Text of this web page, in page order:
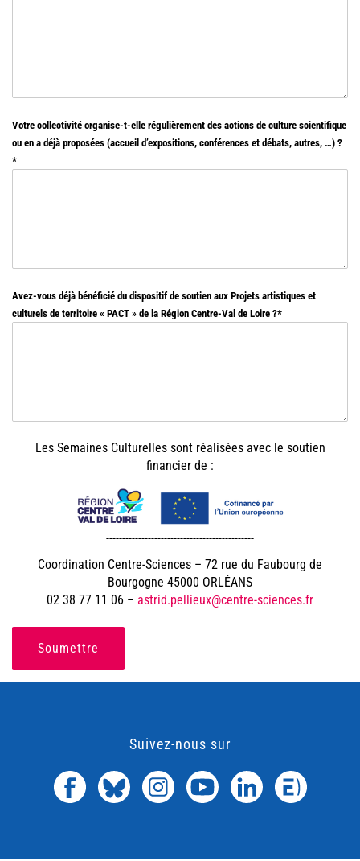
Votre collectivité organise-t-elle régulièrement des actions de culture scientifique
ou en a déjà proposées (accueil d’expositions, conférences et débats, autres, …) ?
Avez-vous déjà bénéficié du dispositif de soutien aux Projets artistiques et
culturels de territoire « PACT » de la Région Centre-Val de Loire ?
Les Semaines Culturelles sont réalisées avec le soutien
financier de :
----------------------------------------------
Coordination Centre-Sciences – 72 rue du Faubourg de
Bourgogne 45000 ORLÉANS
02 38 77 11 06 – astrid.pellieux@centre-sciences.fr
Soumettre
Suivez-nous sur